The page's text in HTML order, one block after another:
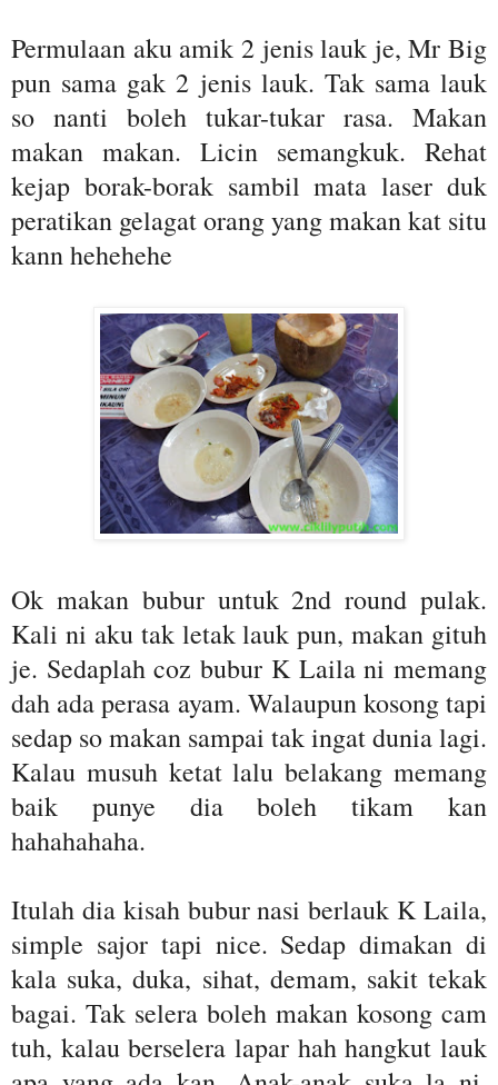
Permulaan aku amik 2 jenis lauk je, Mr Big
pun sama gak 2 jenis lauk. Tak sama lauk
so nanti boleh tukar-tukar rasa. Makan
makan makan. Licin semangkuk. Rehat
kejap borak-borak sambil mata laser duk
peratikan gelagat orang yang makan kat situ
kann hehehehe
Ok makan bubur untuk 2nd round pulak.
Kali ni aku tak letak lauk pun, makan gituh
je. Sedaplah coz bubur K Laila ni memang
dah ada perasa ayam. Walaupun kosong tapi
sedap so makan sampai tak ingat dunia lagi.
Kalau musuh ketat lalu belakang memang
baik punye dia boleh tikam kan
hahahahaha.
Itulah dia kisah bubur nasi berlauk K Laila,
simple sajor tapi nice. Sedap dimakan di
kala suka, duka, sihat, demam, sakit tekak
bagai. Tak selera boleh makan kosong cam
tuh, kalau berselera lapar hah hangkut lauk